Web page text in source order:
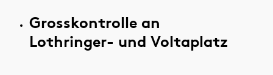
Grosskontrolle an
Lothringer- und Voltaplatz